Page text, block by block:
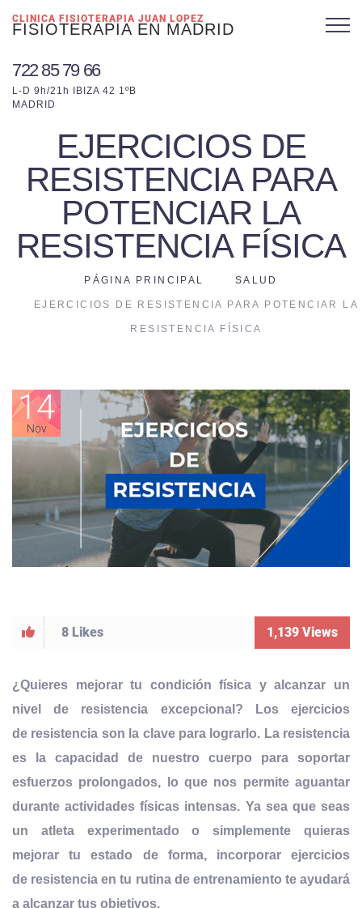
CLINICA FISIOTERAPIA JUAN LOPEZ
FISIOTERAPIA EN MADRID
722 85 79 66
L-D 9h/21h IBIZA 42 1ºB
MADRID
EJERCICIOS DE
RESISTENCIA PARA
POTENCIAR LA
RESISTENCIA FÍSICA
PÁGINA PRINCIPAL SALUD
EJERCICIOS DE RESISTENCIA PARA POTENCIAR LA
RESISTENCIA FÍSICA
14
Nov
8 Likes 1,139 Views
¿Quieres mejorar tu condición física y alcanzar un
nivel de resistencia excepcional? Los ejercicios
de resistencia son la clave para lograrlo. La resistencia
es la capacidad de nuestro cuerpo para soportar
esfuerzos prolongados, lo que nos permite aguantar
durante actividades físicas intensas. Ya sea que seas
un atleta experimentado o simplemente quieras
mejorar tu estado de forma, incorporar ejercicios
de resistencia en tu rutina de entrenamiento te ayudará
a alcanzar tus objetivos.